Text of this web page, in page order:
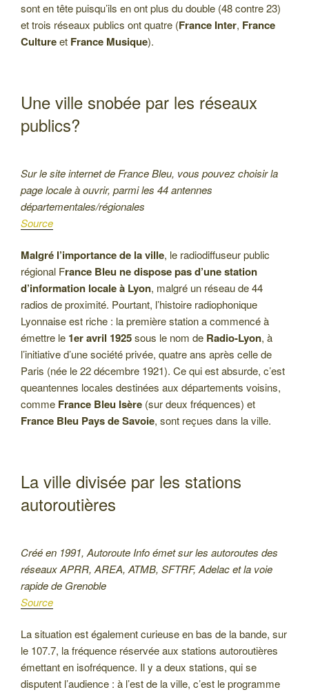
sont en tête puisqu’ils en ont plus du double (48 contre 23)
et trois réseaux publics ont quatre (France Inter, France
Cultureet France Musique).
Une ville snobée par les réseaux
publics?
Sur le site internet de France Bleu, vous pouvez choisir la
page locale à ouvrir, parmi les 44 antennes
départementales/régionales
Source
Malgré l’importance de la ville, le radiodiffuseur public
régional France Bleu ne dispose pas d’une station
d’information locale à Lyon, malgré un réseau de 44
radios de proximité. Pourtant, l’histoire radiophonique
Lyonnaise est riche : la première station a commencé à
émettre le 1er avril 1925sous le nom de Radio-Lyon, à
l’initiative d’une société privée, quatre ans après celle de
Paris (née le 22 décembre 1921). Ce qui est absurde, c’est
queantennes locales destinées aux départements voisins,
comme France Bleu Isère (sur deux fréquences) et
France Bleu Pays de Savoie, sont reçues dans la ville.
La ville divisée par les stations
autoroutières
Créé en 1991, Autoroute Info émet sur les autoroutes des
réseaux APRR, AREA, ATMB, SFTRF, Adelac et la voie
rapide de Grenoble
Source
La situation est également curieuse en bas de la bande, sur
le 107.7, la fréquence réservée aux stations autoroutières
émettant en isofréquence. Il y a deux stations, qui se
disputent l’audience : à l’est de la ville, c’est le programme